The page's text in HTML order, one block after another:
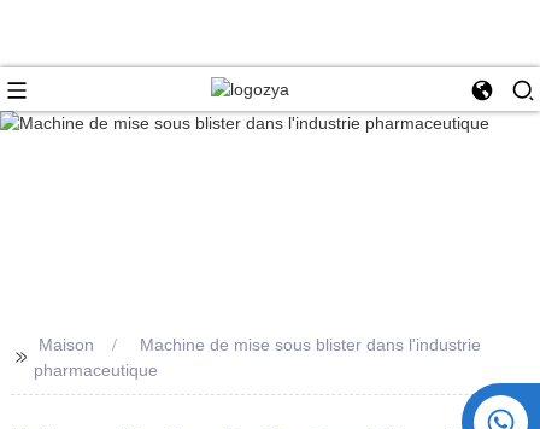
>>
Maison
Machine de mise sous blister dans l'industrie
pharmaceutique